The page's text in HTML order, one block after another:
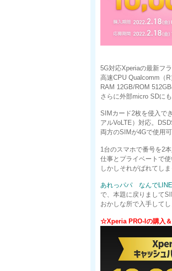
5G対応Xperiaの最新フ
高速CPU Qualcomm（R
RAM 12GB/ROM
さらに外部micro SDに
SIMカード2枚を侵入で
アルVoLTE）対応。
両方のSIMが4Gで使用可
1台のスマホで番号を2
仕事とプライベートで
しかしそれがばれてし
あれっパパ なんで
で、本題に戻りまして
おかしな所で入手して
☆Xperia PRO-Iの購入＆